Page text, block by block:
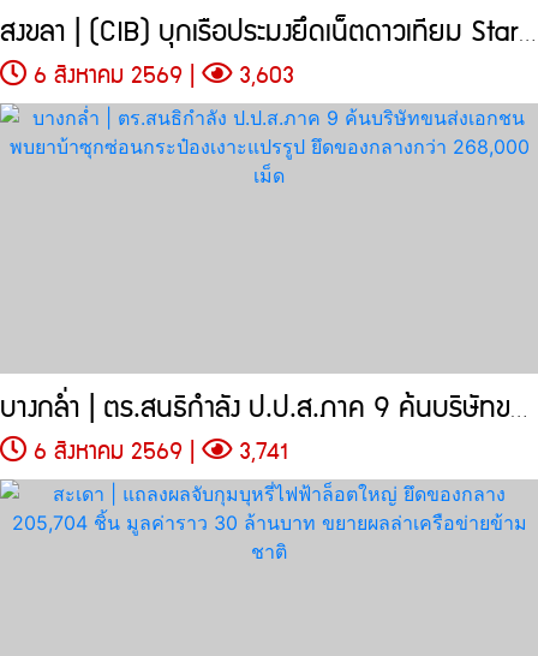
สงขลา | (CIB) บุกเรือประมงยึดเน็ตดาวเทียม Starlink
6 สิงหาคม 2569 | 3,603
บางกล่ำ | ตร.สนธิกำลัง ป.ป.ส.ภาค 9 ค้นบริษัทขนส่งเอกชน
6 สิงหาคม 2569 | 3,741